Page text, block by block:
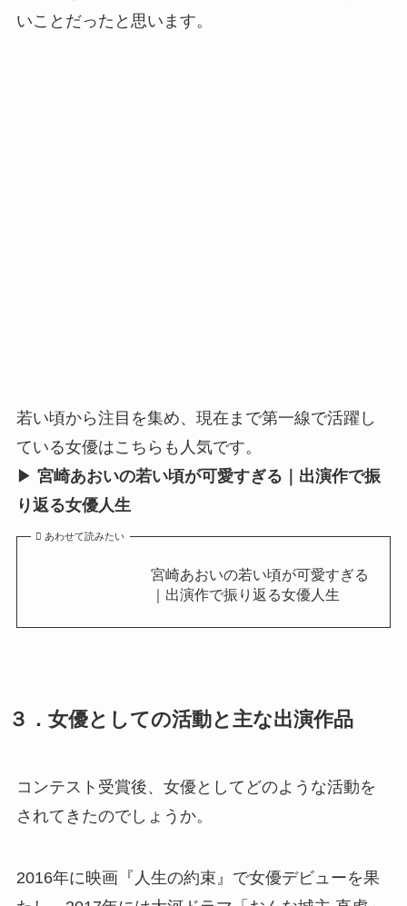
いことだったと思います。
若い頃から注目を集め、現在まで第一線で活躍し
ている女優はこちらも人気です。
▶︎ 宮崎あおいの若い頃が可愛すぎる｜出演作で振
り返る女優人生
あわせて読みたい
宮崎あおいの若い頃が可愛すぎる
｜出演作で振り返る女優人生
３．女優としての活動と主な出演作品
コンテスト受賞後、女優としてどのような活動を
されてきたのでしょうか。
2016年に映画『人生の約束』で女優デビューを果